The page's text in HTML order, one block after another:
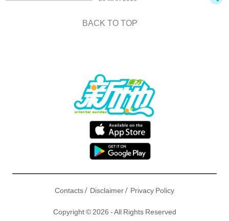
BACK TO TOP
Contacts/ Disclaimer/ Privacy Policy
Copyright © 2026 - All Rights Reserved